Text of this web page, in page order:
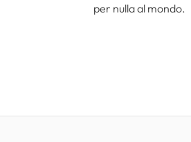
per nulla al mondo.